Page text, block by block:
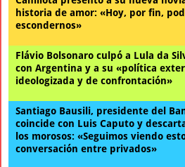
historia de amor: «Hoy, por fin,
escondernos»
Flávio Bolsonaro culpó a Lula da
con Argentina y a su «política
ideologizada y de confrontación»
Santiago Bausili, presidente del
coincide con Luis Caputo y
los morosos: «Seguimos viendo
conversación entre privados»